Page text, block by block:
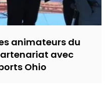
animateurs du
avec
Ohio